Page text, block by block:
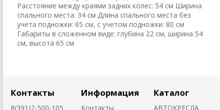
Расстояние между краями задних колес: 54 см Ширина
спального места: 34 см Длина спального места без
учета подножки: 65 см, с учетом подножки: 80 см
Габариты в сложенном виде: глубина 22 см, ширина 54
см, высота 65 см
Контакты
8(391)2-500-105
Информация
Контакты
Каталог
АВТОКРЕСЛА